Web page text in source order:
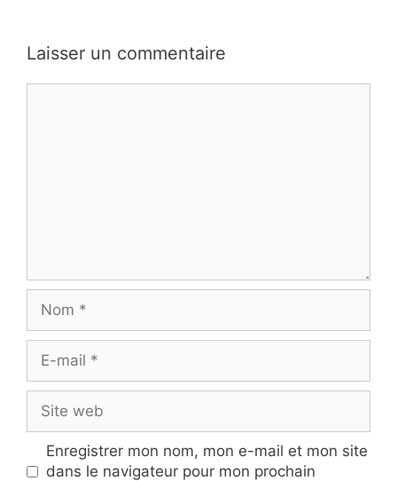
Laisser un commentaire
mail
web
Enregistrer mon nom, mon e-mail et mon site
dans le navigateur pour mon prochain